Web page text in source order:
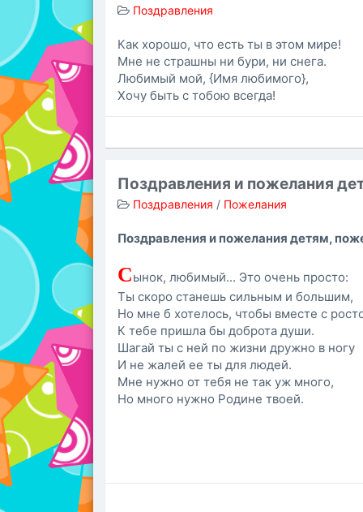
Поздравления
Как хорошо, что есть ты в этом мире!
Мне не страшны ни бури, ни снега.
Любимый мой, {Имя любимого},
Хочу быть с тобою всегда!
Поздравления и пожелания
Поздравления / Пожелания
Поздравления и пожелания детям,
Сынок, любимый... Это очень просто:
Ты скоро станешь сильным и большим,
Но мне б хотелось, чтобы вместе с
К тебе пришла бы доброта души.
Шагай ты с ней по жизни дружно в ногу
И не жалей ее ты для людей.
Мне нужно от тебя не так уж много,
Но много нужно Родине твоей.